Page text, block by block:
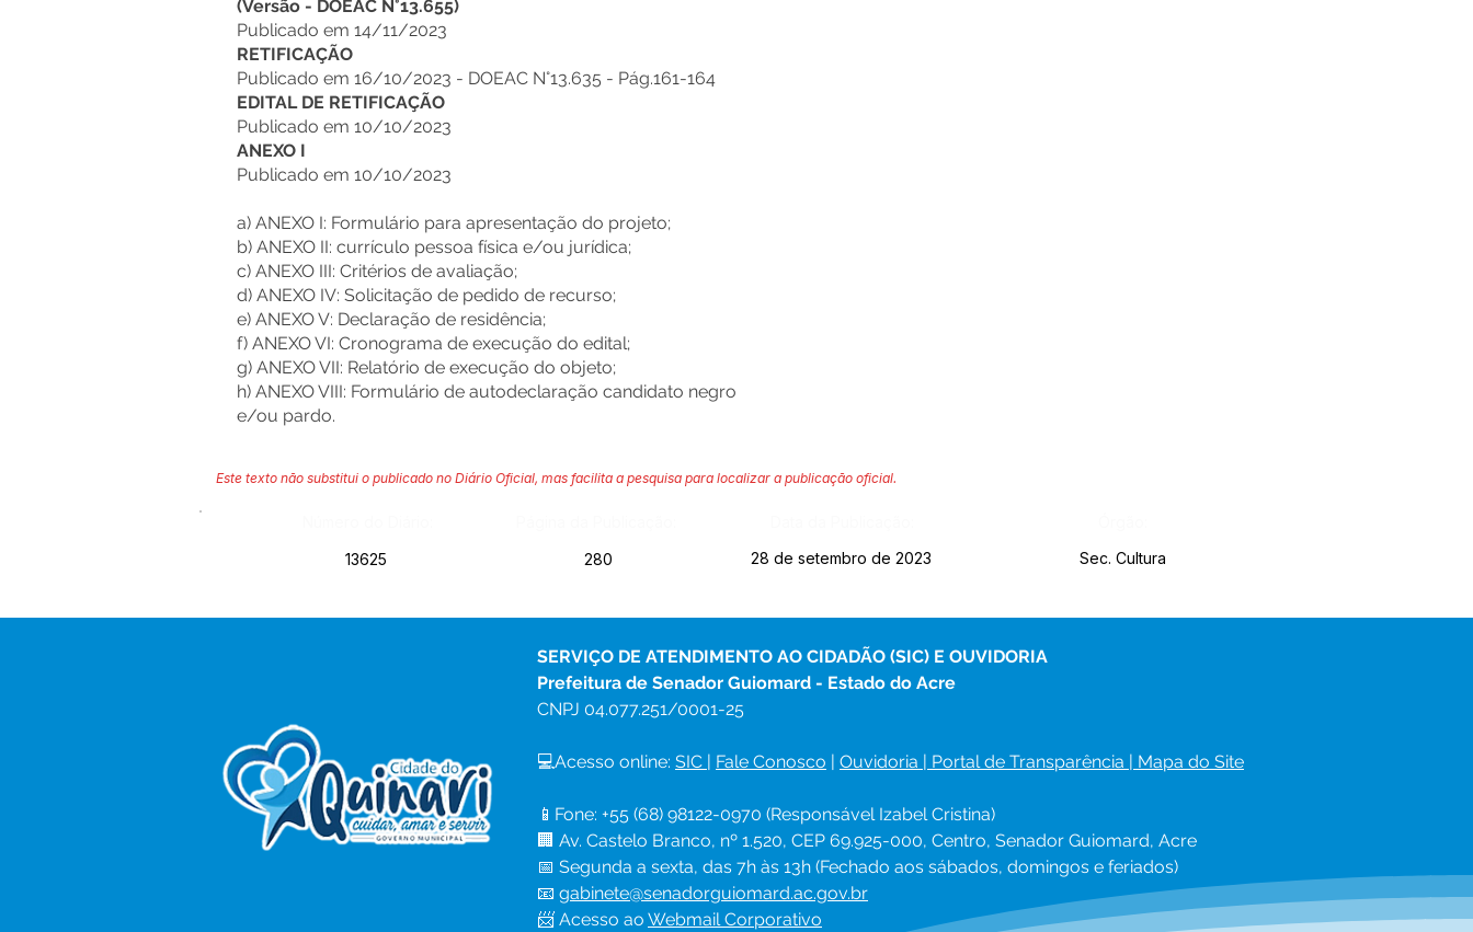
(Versão - DOEAC N°13.655)
Publicado em 14/11/2023
RETIFICAÇÃO
Publicado em 16/10/2023 - DOEAC N°13.635 - Pág.161-164
EDITAL DE RETIFICAÇÃO
Publicado em 10/10/2023
ANEXO I
Publicado em 10/10/2023
a) ANEXO I: Formulário para apresentação do projeto;
b) ANEXO II: currículo pessoa física e/ou jurídica;
c) ANEXO III: Critérios de avaliação;
d) ANEXO IV: Solicitação de pedido de recurso;
e) ANEXO V: Declaração de residência;
f) ANEXO VI: Cronograma de execução do edital;
g) ANEXO VII: Relatório de execução do objeto;
h) ANEXO VIII: Formulário de autodeclaração candidato negro
e/ou pardo.
Este texto não substitui o publicado no Diário Oficial, mas facilita a pesquisa para localizar a publicação oficial.
13625
280 28 de setembro de 2023 Sec. Cultura
SERVIÇO DE ATENDIMENTO AO CIDADÃO (SIC) E OUVIDORIA
Prefeitura de Senador Guiomard - Estado do Acre
CNPJ 04.077.251/0001-25
💻Acesso online: SIC | Fale Conosco | Ouvidoria | Portal de Transparência | Mapa do Site
📱Fone: +55 (68) 98122-0970 (Responsável Izabel Cristina)
🏢 Av. Castelo Branco, nº 1.520, CEP 69.925-000, Centro, Senador Guiomard, Acre
📅 Segunda a sexta, das 7h às 13h (Fechado aos sábados, domingos e feriados)
📧 gabinete@senadorguiomard.ac.gov.br
📨 Acesso ao Webmail Corporativo